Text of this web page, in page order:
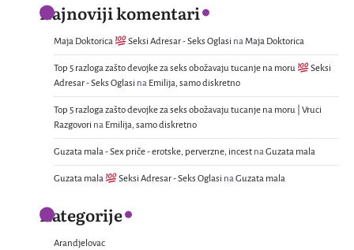
Najnoviji komentari
Maja Doktorica Seksi Adresar - Seks Oglasi naMaja Doktorica
Top 5 razloga zašto devojke za seks obožavaju tucanje na moru
Seksi
Adresar - Seks Oglasi na Emilija, samo diskretno
Top 5 razloga zašto devojke za seks obožavaju tucanje na moru | Vruci
Razgovori na Emilija, samo diskretno
Guzata mala - Sex priče - erotske, perverzne, incest naGuzata mala
Guzata mala Seksi Adresar - Seks Oglasi naGuzata mala
Kategorije
Arandjelovac